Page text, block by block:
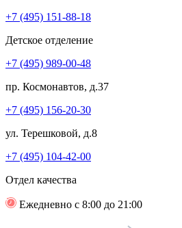
+7 (495) 151-88-18
Детское отделение
+7 (495) 989-00-48
пр. Космонавтов, д.37
+7 (495) 156-20-30
ул. Терешковой, д.8
+7 (495) 104-42-00
Отдел качества
Ежедневно с 8:00 до 21:00